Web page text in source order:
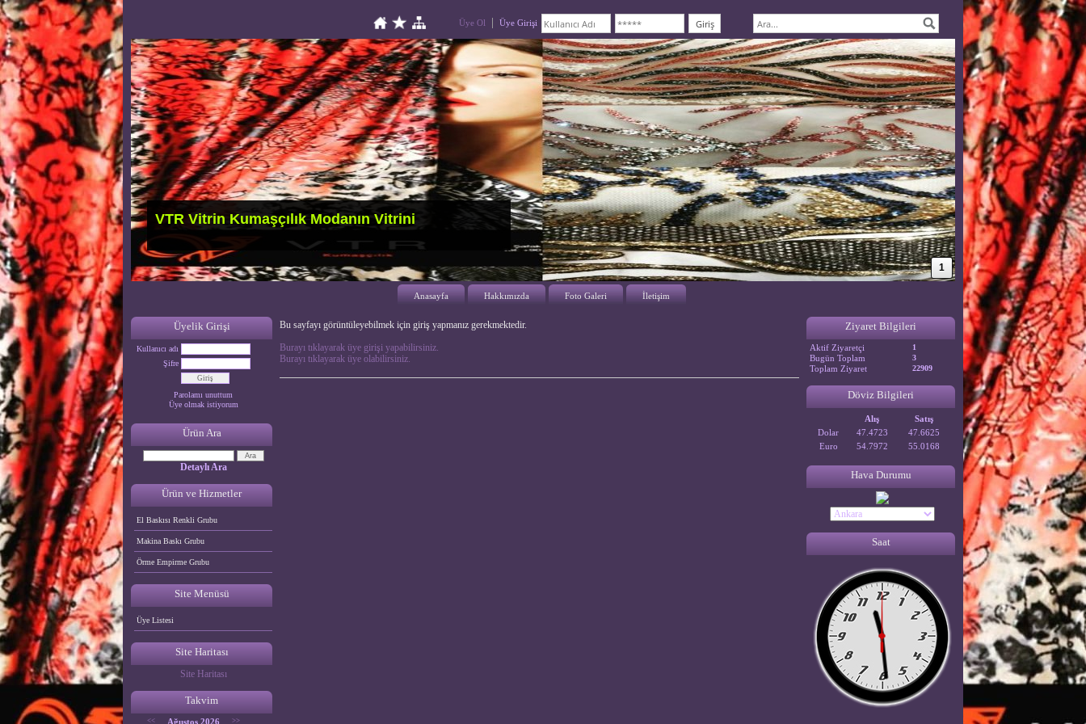
Üye Ol Üye Girişi
VTR Vitrin Kumaşçılık Modanın Vitrini
1
Anasayfa Hakkımızda Foto Galeri İletişim
Üyelik Girişi
Kullanıcı adı
Şifre
Parolamı unuttum
Üye olmak istiyorum
Ürün Ara
Detaylı Ara
Ürün ve Hizmetler
El Baskısı Renkli Grubu
Makina Baskı Grubu
Örme Empirme Grubu
Site Menüsü
Üye Listesi
Site Haritası
Site Haritası
Takvim
<< Ağustos 2026 >>
Bu sayfayı görüntüleyebilmek için giriş yapmanız gerekmektedir.
Burayı tıklayarak üye girişi yapabilirsiniz.
Burayı tıklayarak üye olabilirsiniz.
Ziyaret Bilgileri
Aktif Ziyaretçi 1
Bugün Toplam 3
Toplam Ziyaret 22909
Döviz Bilgileri
Alış
Satış
Dolar
47.4723
47.6625
Euro
54.7972 55.0168
Hava Durumu
Saat